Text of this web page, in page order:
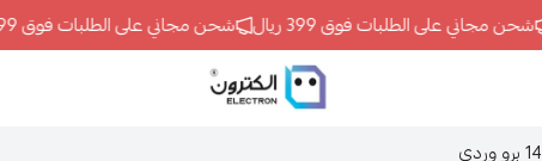
مجاني على الطلبات فوق 399 ريال شحن مجاني على الطلبات فوق 399 ريال
ELECTRON